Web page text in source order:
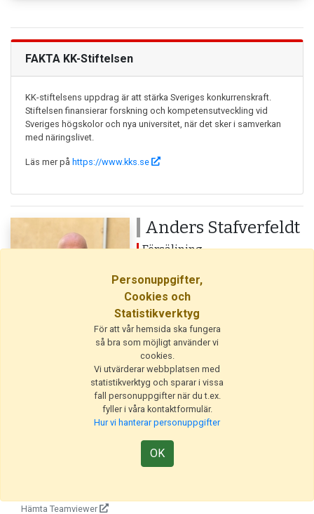
FAKTA KK-Stiftelsen
KK-stiftelsens uppdrag är att stärka Sveriges konkurrenskraft.
Stiftelsen finansierar forskning och kompetensutveckling vid
Sveriges högskolor och nya universitet, när det sker i samverkan
med näringslivet.
Läs mer på https://www.kks.se
Anders Stafverfeldt
Försäljning
salj@positionett.se
Hämta Teamviewer
Personuppgifter,
Cookies och
Statistikverktyg
För att vår hemsida ska fungera
så bra som möjligt använder vi
cookies.
Vi utvärderar webbplatsen med
statistikverktyg och sparar i vissa
fall personuppgifter när du t.ex.
fyller i våra kontaktformulär.
Hur vi hanterar personuppgifter
OK